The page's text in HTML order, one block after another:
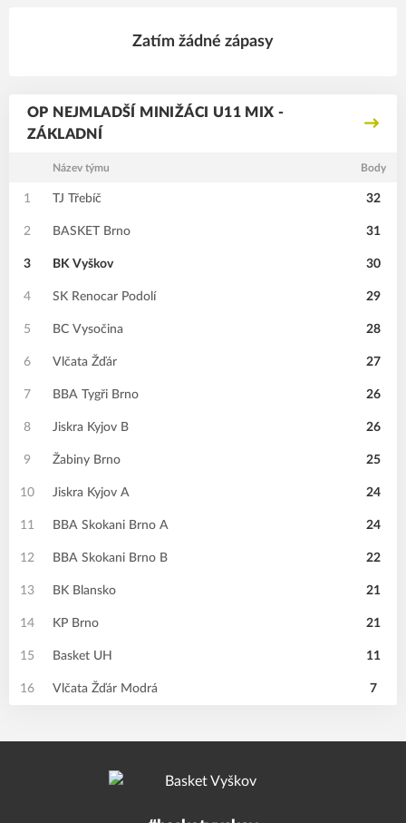
Zatím žádné zápasy
OP NEJMLADŠÍ MINIŽÁCI U11 MIX -
ZÁKLADNÍ
Název týmu Body
1 TJ Třebíč 32
2 BASKET Brno 31
3 BK Vyškov 30
4 SK Renocar Podolí 29
5 BC Vysočina 28
6 Vlčata Žďár 27
7 BBA Tygři Brno 26
8 Jiskra Kyjov B 26
9 Žabiny Brno 25
10 Jiskra Kyjov A 24
11 BBA Skokani Brno A 24
12 BBA Skokani Brno B 22
13 BK Blansko 21
14 KP Brno 21
15 Basket UH 11
16 Vlčata Žďár Modrá 7